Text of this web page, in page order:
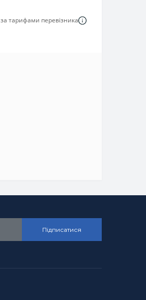
за тарифами перевізника
Підписатися